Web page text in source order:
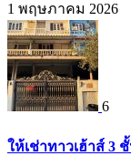
1 พฤษภาคม 2026
6
ให้เช่าทาวเฮ้าส์ 3